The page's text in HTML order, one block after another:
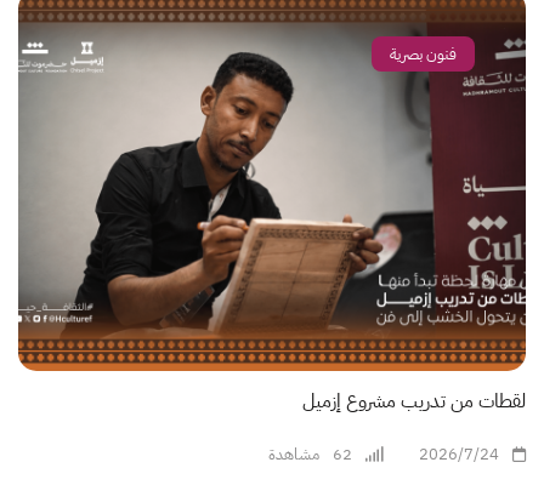
فنون بصرية
لقطات من تدريب مشروع إزميل
2026/7/24
62 مشاهدة